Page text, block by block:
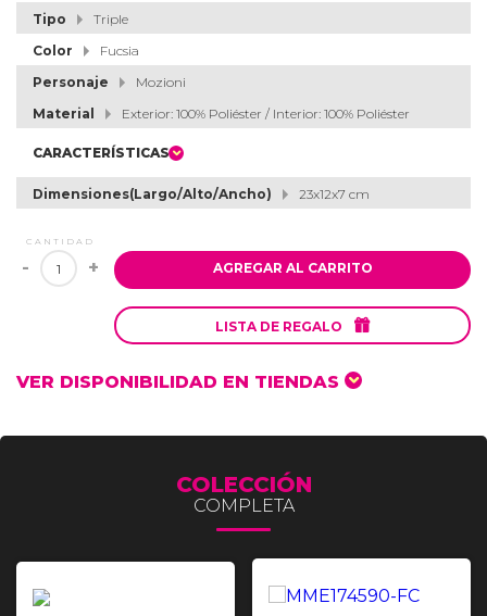
Tipo
Triple
Color
Fucsia
Personaje
Mozioni
Material
Exterior: 100% Poliéster / Interior: 100% Poliéster
CARACTERÍSTICAS
Dimensiones(Largo/Alto/Ancho) 23x12x7 cm
CANTIDAD
- + AGREGAR AL CARRITO
LISTA DE REGALO 
VER DISPONIBILIDAD EN TIENDAS
COLECCIÓN
COMPLETA